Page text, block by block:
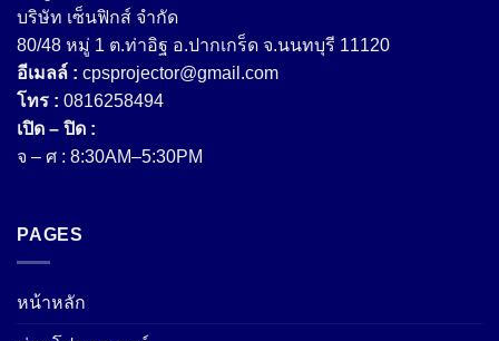
บริษัท เซ็นฟิกส์ จํากัด
80/48 หมู่ 1 ต.ท่าอิฐ อ.ปากเกร็ด จ.นนทบุรี 11120
อีเมลล์ : cpsprojector@gmail.com
โทร : 0816258494
เปิด – ปิด :
จ – ศ : 8:30AM–5:30PM
PAGES
หน้าหลัก